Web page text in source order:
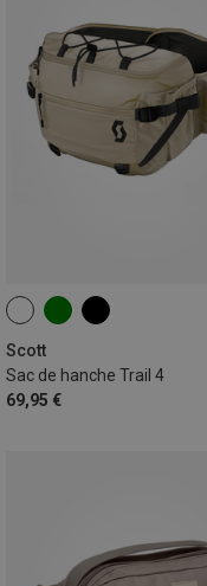
Scott
Sac de hanche Trail 4
69,95 €
4L